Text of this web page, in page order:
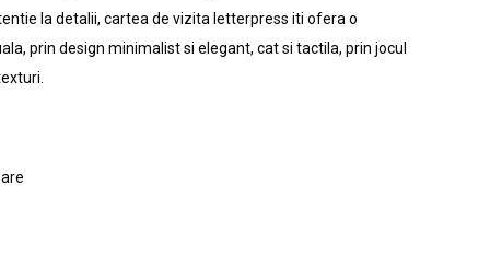
la detalii, cartea de vizita letterpress iti ofera o
prin design minimalist si elegant, cat si tactila, prin jocul